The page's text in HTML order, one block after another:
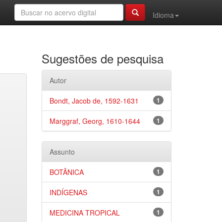
Idioma
Sugestões de pesquisa
Autor
1
Bondt, Jacob de, 1592-1631
1
Marggraf, Georg, 1610-1644
Assunto
1
BOTÂNICA
1
INDÍGENAS
1
MEDICINA TROPICAL